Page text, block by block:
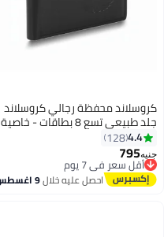
كروسلاند محفظة رجالي كروسلاند
جلد طبيعي تسع 8 بطاقات - خاصية
حماية بيانات البطاقات البنكية
4.4
128
جنيه795
أقل سعر في 7 يوم
توصيل مجاني
أقل سعر في 7 يوماحصل عليه خلال9 اغسطس